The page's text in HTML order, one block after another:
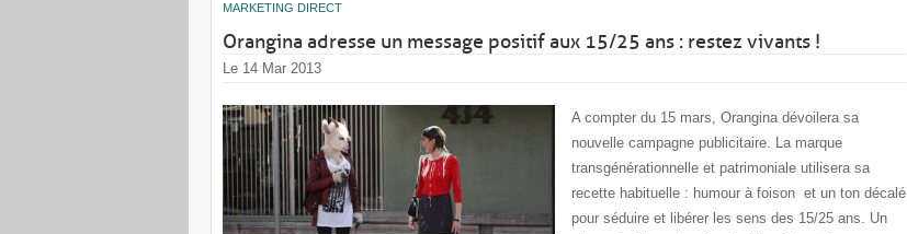
MARKETING DIRECT
Orangina adresse un message positif aux 15/25 ans : restez vivants !
Le 14 Mar 2013
A compter du 15 mars, Orangina dévoilera sa
nouvelle campagne publicitaire. La marque
transgénérationnelle et patrimoniale utilisera sa
recette habituelle : humour à foison et un ton décalé
pour séduire et libérer les sens des 15/25 ans. Un